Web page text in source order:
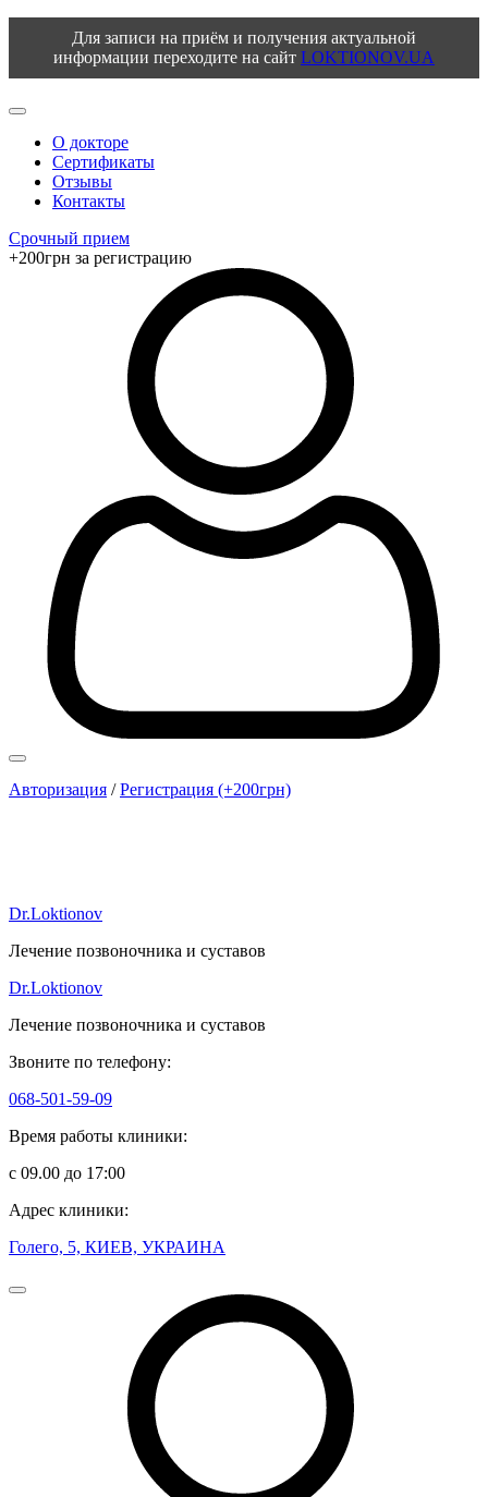
Для записи на приём и получения актуальной
информации переходите на сайт LOKTIONOV.UA
О докторе
Сертификаты
Отзывы
Контакты
Срочный прием
+200грн за регистрацию
Авторизация /Регистрация (+200грн)
Dr.Loktionov
Лечение позвоночника и суставов
Dr.Loktionov
Лечение позвоночника и суставов
Звоните по телефону:
068-501-59-09
Время работы клиники:
с 09.00 до 17:00
Адрес клиники:
Голего, 5, КИЕВ, УКРАИНА